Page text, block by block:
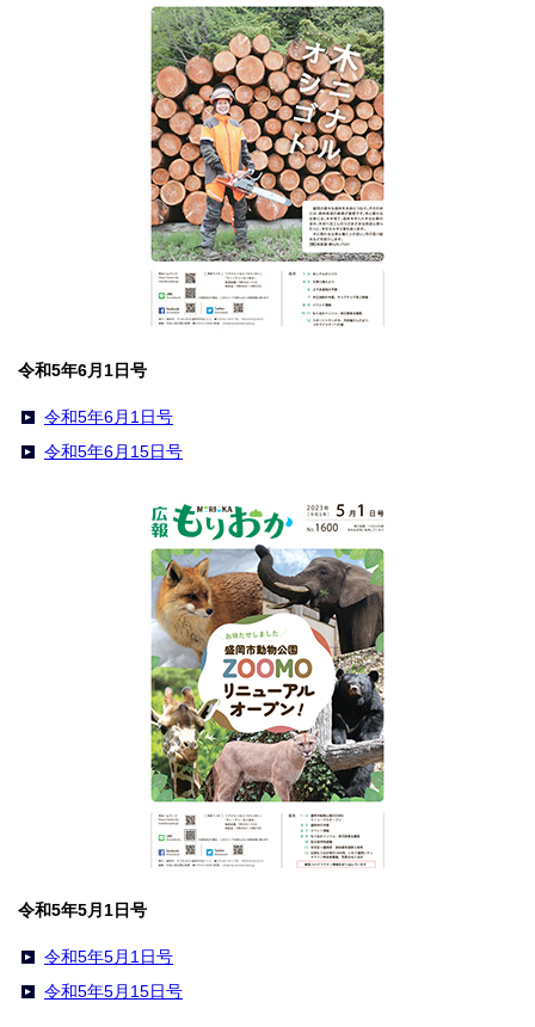
令和5年6月1日号
令和5年6月1日号
令和5年6月15日号
令和5年5月1日号
令和5年5月1日号
令和5年5月15日号